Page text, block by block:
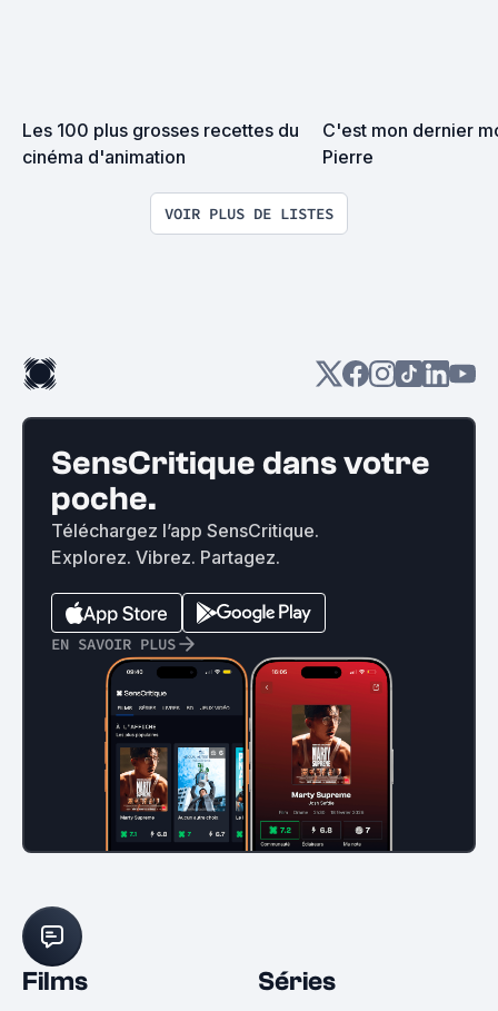
Les 100 plus grosses recettes du
cinéma d'animation
C'est mon dernier
Pierre
VOIR PLUS DE LISTES
SensCritique dans votre
poche.
Téléchargez l’app SensCritique.
Explorez. Vibrez. Partagez.
EN SAVOIR PLUS
Films Séries